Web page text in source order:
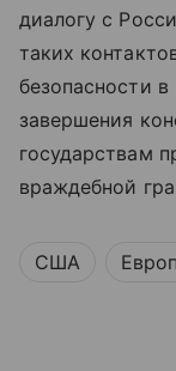
диалогу с
таких
безопасности
завершения
государствам
враждебной
США